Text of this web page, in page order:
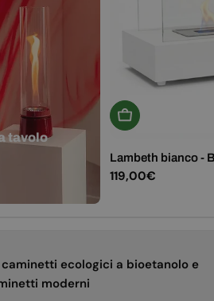
tavolo
Aggiungi Al
Lambeth bianco -
Prezzo
119,00€
ecologici a bioetanolo e
moderni